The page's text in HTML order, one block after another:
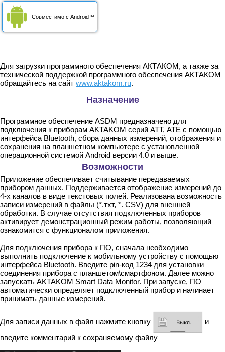
Совместимо с Android™
Для загрузки программного обеспечения АКТАКОМ, а также за
технической поддержкой программного обеспечения АКТАКОМ
обращайтесь на сайт www.aktakom.ru.
Назначение
Программное обеспечение ASDM предназначено для
подключения к приборам AKTAKOM серий АТТ, АТЕ с помощью
интерфейса Bluetooth, сбора данных измерений, отображения и
сохранения на планшетном компьютере с установленной
операционной системой Android версии 4.0 и выше.
Возможности
Приложение обеспечивает считывание передаваемых
прибором данных. Поддерживается отображение измерений до
4-х каналов в виде текстовых полей. Реализована возможность
записи измерений в файлы (*.тхт, *. CSV) для внешней
обработки. В случае отсутствия подключенных приборов
активирует демонстрационный режим работы, позволяющий
ознакомится с функционалом приложения.
Для подключения прибора к ПО, сначала необходимо
выполнить подключение к мобильному устройству с помощью
интерфейса Bluetooth. Введите pin-код 1234 для установки
соединения прибора с планшетом\смартфоном. Далее можно
запускать AKTAKOM Smart Data Monitor. При запуске, ПО
автоматически определяет подключенный прибор и начинает
принимать данные измерений.
Для записи данных в файл нажмите кнопку
и
введите комментарий к сохраняемому файлу